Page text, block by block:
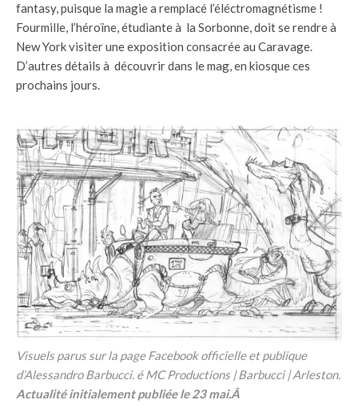
fantasy, puisque la magie a remplacé l’éléctromagnétisme !
Fourmille, l’héroïne, étudiante à la Sorbonne, doit se rendre à
New York visiter une exposition consacrée au Caravage.
D’autres détails à découvrir dans le mag, en kiosque ces
prochains jours.
Visuels parus sur la page Facebook officielle et publique
d’Alessandro Barbucci. é MC Productions | Barbucci | Arleston.
Actualité initialement publiée le 23 mai.Â